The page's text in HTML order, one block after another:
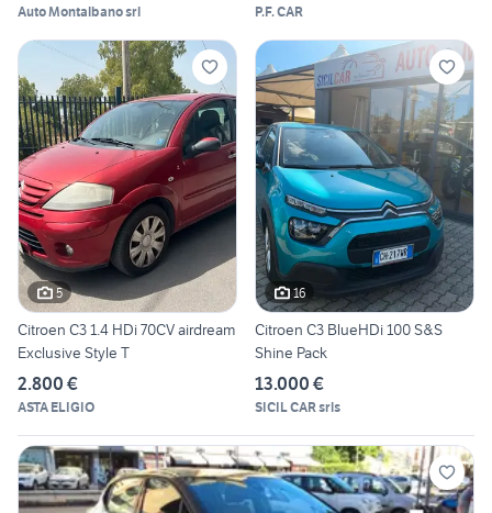
Auto Montalbano srl P.F. CAR
5
Citroen C3 1.4 HDi 70CV airdream
Exclusive Style T
2.800 €
ASTA ELIGIO
16
Citroen C3 BlueHDi 100 S&S
Shine Pack
13.000 €
SICIL CAR srls